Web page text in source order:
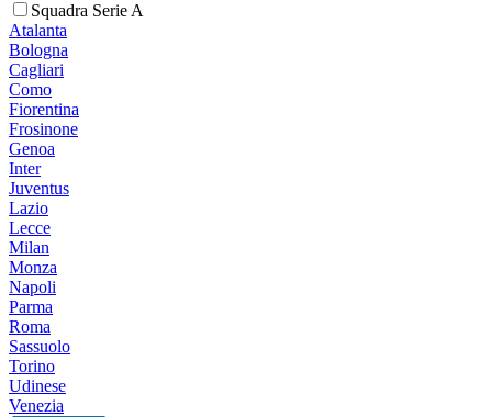
Squadra Serie A
Atalanta
Bologna
Cagliari
Como
Fiorentina
Frosinone
Genoa
Inter
Juventus
Lazio
Lecce
Milan
Monza
Napoli
Parma
Roma
Sassuolo
Torino
Udinese
Venezia